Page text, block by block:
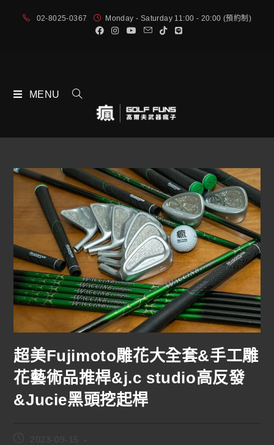
02-8025-0367 Monday - Saturday 11:00 - 20:00 (預約制)
MENU
超美Fujimoto雕花大全套&手工雕
花藝術品推桿&j.c studio高反發
&Jucie黑頭挖起桿
2023-09-15